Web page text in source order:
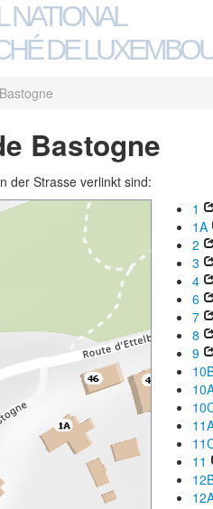
NATIONAL
DE
Bastogne
der Strasse verlinkt sind:
1
1A
2
3
4
6
7
8
9
11